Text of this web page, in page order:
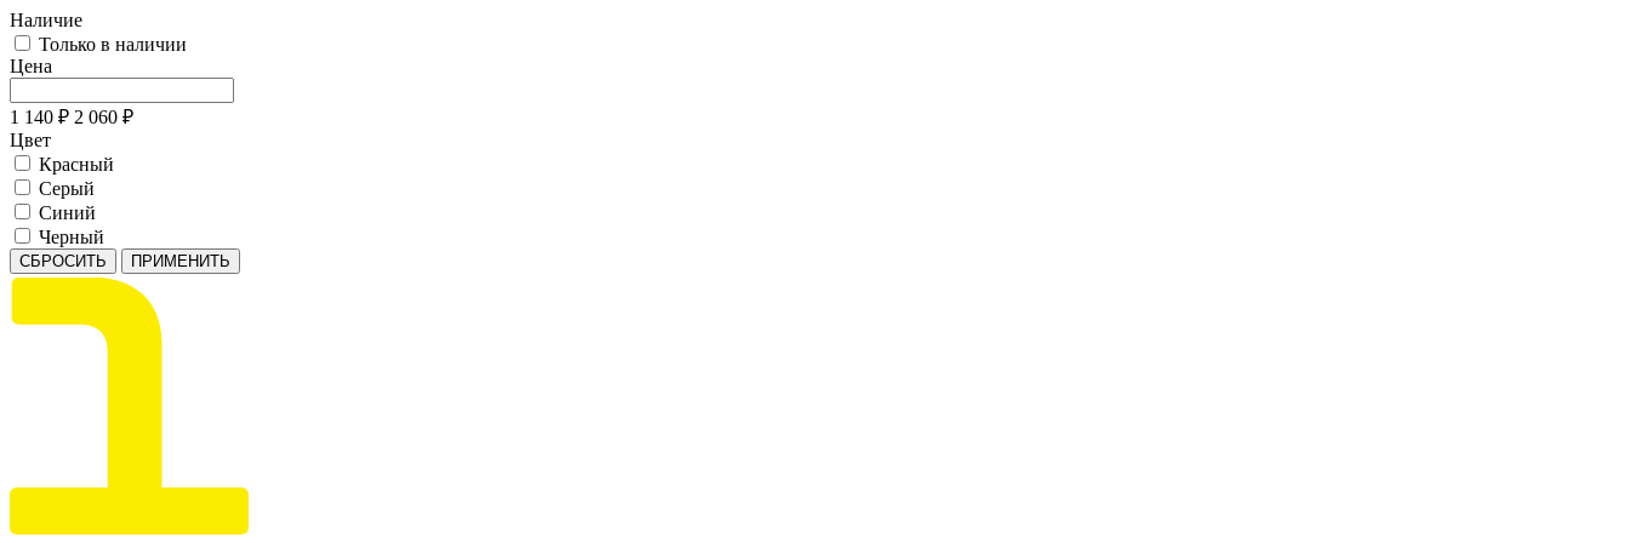
Наличие
Только в наличии
Цена
1 140 ₽ 2 060 ₽
Цвет
Красный
Серый
Синий
Черный
СБРОСИТЬ ПРИМЕНИТЬ